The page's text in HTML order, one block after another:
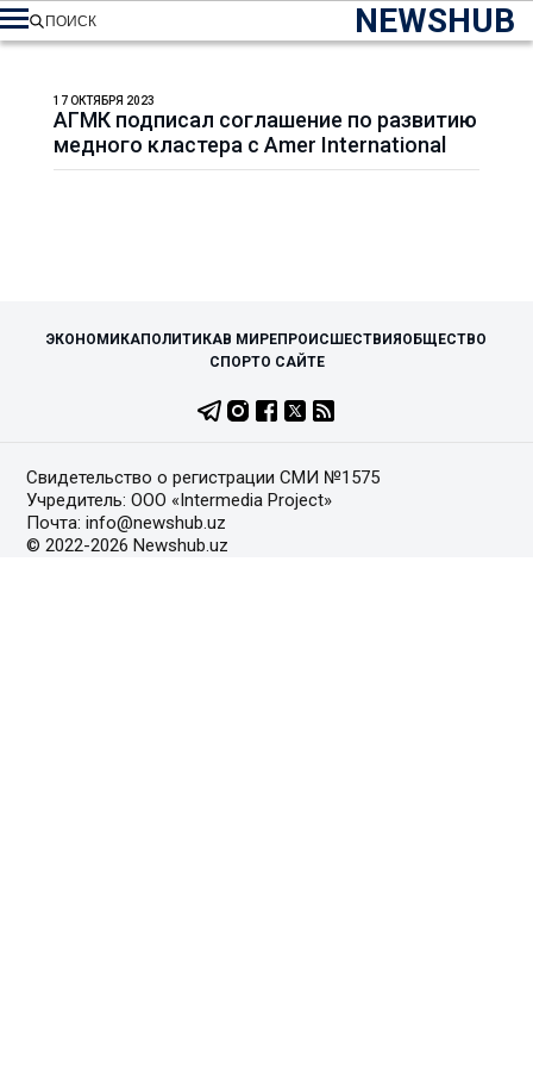
NEWSHUB
ПОИСК
АГМК подписал соглашение по развитию
медного кластера с Amer International
17 ОКТЯБРЯ 2023
ЭКОНОМИКАПОЛИТИКАВ МИРЕПРОИСШЕСТВИЯ ОБЩЕСТВО
СПОРТО САЙТЕ
Свидетельство о регистрации СМИ №1575
Учредитель: ООО «Intermedia Project»
Почта: info@newshub.uz
© 2022-2026 Newshub.uz